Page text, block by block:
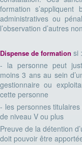
formation
administratives ou
l’observation d’autres
Dispense de formation si :
- la personne peut
moins 3 ans au sein
gestionnaire ou
cette personne
- les personnes
de niveau V ou plus
Preuve de la détention
doit pouvoir être